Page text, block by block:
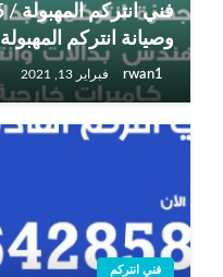
وصيانة انتركم المهبولة
rwan1 فبراير 13, 2021
فني انتركم